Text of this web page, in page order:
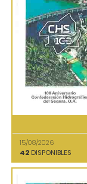
15/08/2026
42 DISPONIBLES